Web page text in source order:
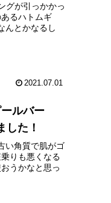
グが引っかかっ
るハトムギ
んとかなるし
2021.07.01
ルバー
した！
い角質で肌がゴ
りも悪くなる
うかなと思っ